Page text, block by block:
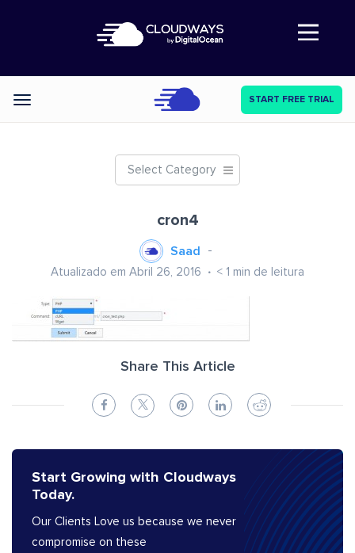
Abre a navegação
Categories START FREE TRIAL
Select Category
cron4
Saad
Atualizado em Abril 26, 2016 < 1 min de leitura
Share This Article
Start Growing with Cloudways
Today.
Our Clients Love us because we never
compromise on these